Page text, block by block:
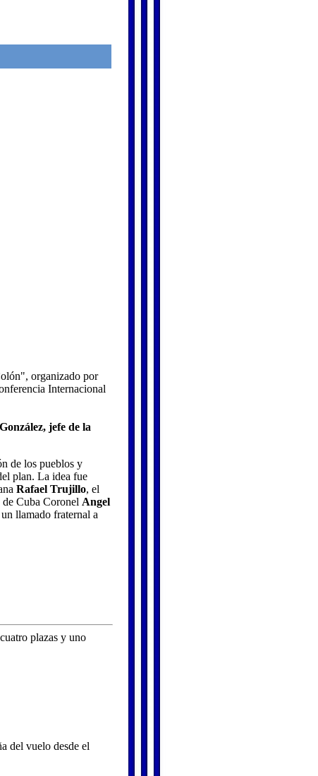
organizado por
Internacional
jefe de la
de los pueblos y
plan. La idea fue
Rafael Trujillo, el
Cuba Coronel Angel
llamado fraternal a
plazas y uno
del vuelo desde el